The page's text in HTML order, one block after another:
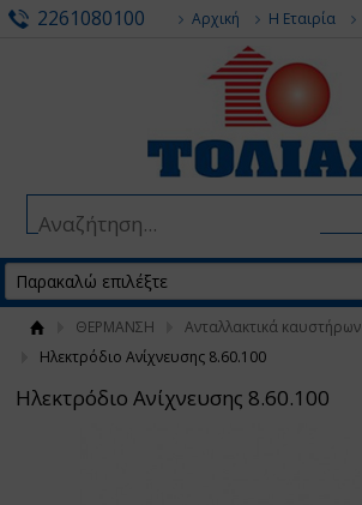
2261080100 Αρχική Η Εταιρία
ΘΕΡΜΑΝΣΗ
Ανταλλακτικά καυστήρων
Ηλεκτρόδιο Ανίχνευσης 8.60.100
Ηλεκτρόδιο Ανίχνευσης 8.60.100